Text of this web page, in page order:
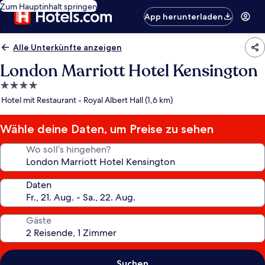
Zum Hauptinhalt springen
App herunterladen
Alle Unterkünfte anzeigen
London Marriott Hotel Kensington
4.0-
Sterne-
Hotel mit Restaurant - Royal Albert Hall (1,6 km)
Wähle deine Daten, um Preise zu sehen
Wo soll’s hingehen?
Daten
Gäste